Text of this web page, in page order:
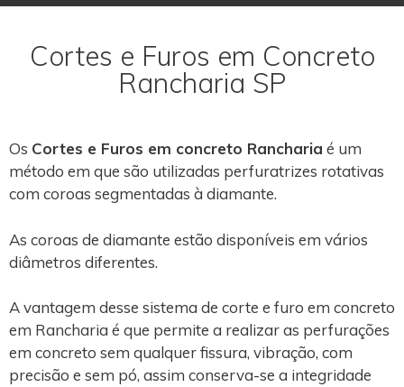
Cortes e Furos em Concreto
Rancharia SP
Os Cortes e Furos em concreto Rancharia é um
método em que são utilizadas perfuratrizes rotativas
com coroas segmentadas à diamante.
As coroas de diamante estão disponíveis em vários
diâmetros diferentes.
A vantagem desse sistema de corte e furo em concreto
em Rancharia é que permite a realizar as perfurações
em concreto sem qualquer fissura, vibração, com
precisão e sem pó, assim conserva-se a integridade